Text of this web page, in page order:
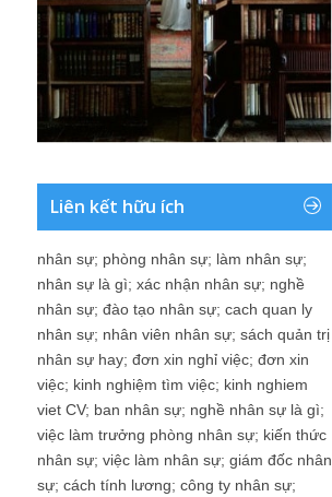
Liên kết hữu ích
nhân sự; phòng nhân sự; làm nhân sự;
nhân sự là gì; xác nhận nhân sự; nghề
nhân sự; đào tạo nhân sự; cach quan ly
nhân sự; nhân viên nhân sự; sách quản trị
nhân sự hay; đơn xin nghỉ việc; đơn xin
việc; kinh nghiệm tìm việc; kinh nghiem
viet CV; ban nhân sự; nghề nhân sự là gì;
việc làm trưởng phòng nhân sự; kiến thức
nhân sự; việc làm nhân sự; giám đốc nhân
sự; cách tính lương; công ty nhân sự;